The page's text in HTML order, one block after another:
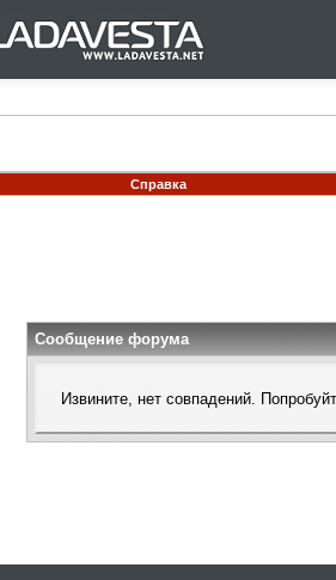
Справка
Сообщение форума
Извините, нет совпадений.